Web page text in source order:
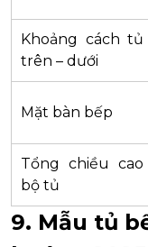
Khoảng cách tủ
trên – dưới
Mặt bàn bếp
Tổng chiều cao
bộ tủ
9. Mẫu tủ